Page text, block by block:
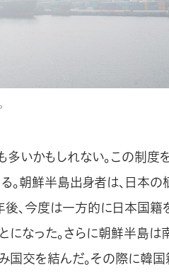
いかもしれない。この制度
。朝鮮半島出身者は、日本
後、今度は一方的に日本国籍
になった。さらに朝鮮半島
国交を結んだ。その際に韓